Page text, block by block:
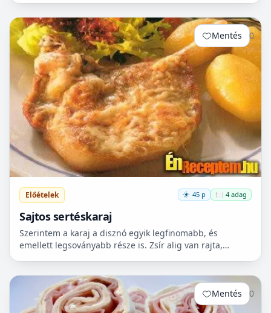
Mentés 0
Előételek 45 p 🍽️ 4 adag
Sajtos sertéskaraj
Szerintem a karaj a disznó egyik legfinomabb, és
emellett legsoványabb része is. Zsír alig van rajta,
Mentés 0